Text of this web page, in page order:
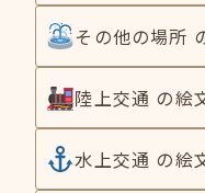
その他の場所
陸上交通 の絵
水上交通 の絵